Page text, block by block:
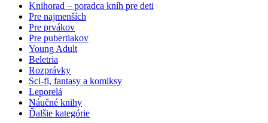
Knihorad – poradca kníh pre deti
Pre najmenších
Pre prvákov
Pre pubertiakov
Young Adult
Beletria
Rozprávky
Sci-fi, fantasy a komiksy
Leporelá
Náučné knihy
Ďalšie kategórie